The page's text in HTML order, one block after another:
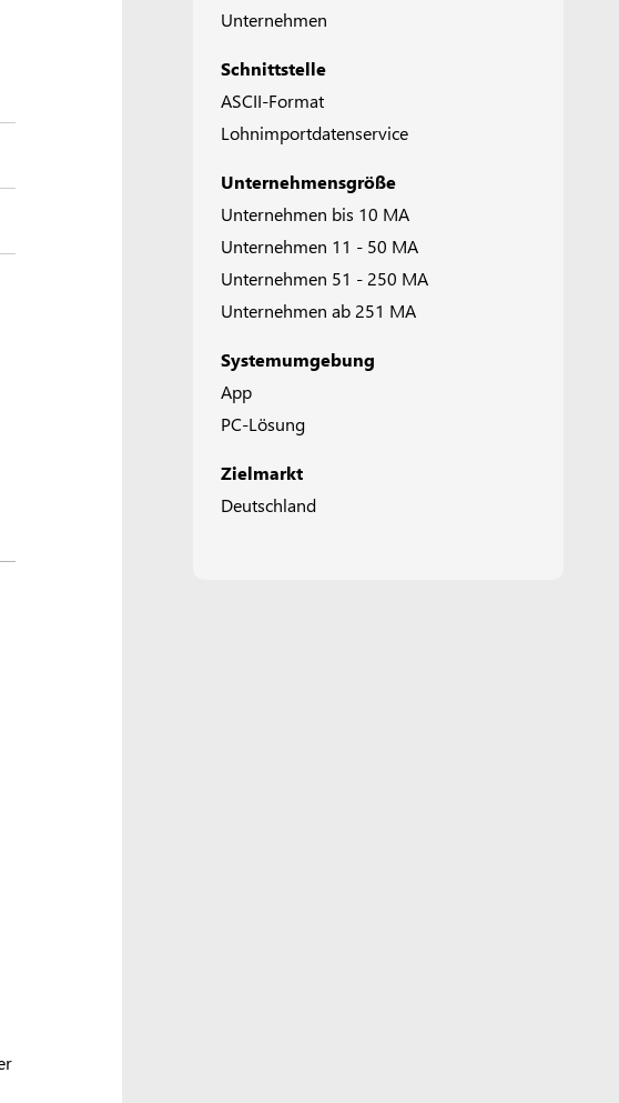
Unternehmen
Schnittstelle
ASCII-Format
Lohnimportdatenservice
Unternehmensgröße
Unternehmen bis 10 MA
Unternehmen 11 - 50 MA
Unternehmen 51 - 250 MA
Unternehmen ab 251 MA
Systemumgebung
App
PC-Lösung
Zielmarkt
Deutschland